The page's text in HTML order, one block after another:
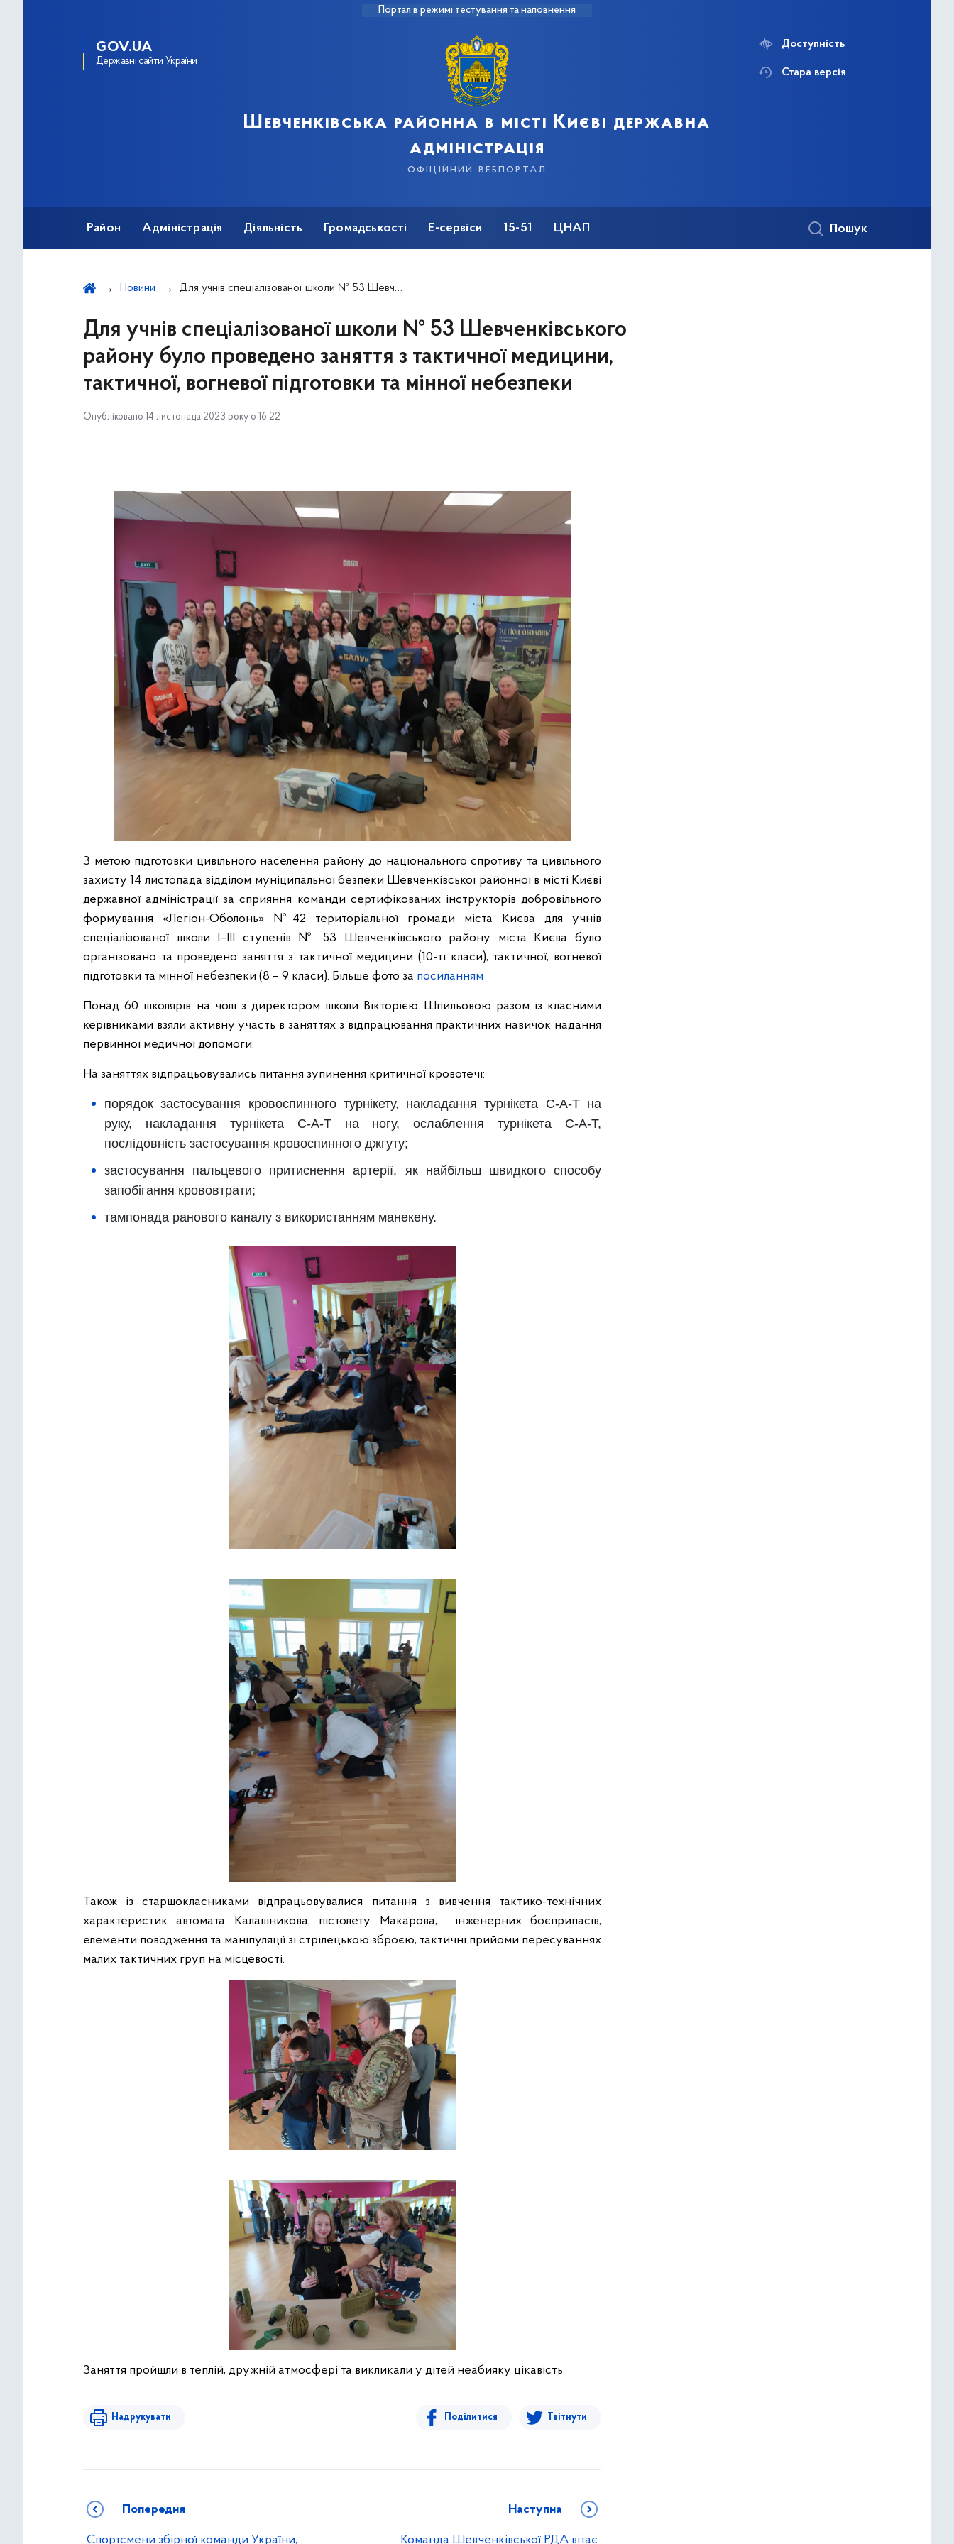
Портал в режимі тестування та наповнення
GOV.UA
Державні сайти України
Шевченківська районна в місті Києві державна
адміністрація
офіційний вебпортал
Доступність
Стара версія
Район Адміністрація Діяльність Громадськості Е-сервіси 15-51 ЦНАП Пошук
Новини Для учнів спеціалізованої школи № 53 Шевченківського району було проведено заняття з тактичної медицини, тактичної, вогневої підготовки та мінної небезпеки
Для учнів спеціалізованої школи № 53 Шевченківського
району було проведено заняття з тактичної медицини,
тактичної, вогневої підготовки та мінної небезпеки
Опубліковано 14 листопада 2023 року о 16:22
З метою підготовки цивільного населення району до національного спротиву та цивільного
захисту 14 листопада відділом муніципальної безпеки Шевченківської районної в місті Києві
державної адміністрації за сприяння команди сертифікованих інструкторів добровільного
формування «Легіон-Оболонь» №42 територіальної громади міста Києва для учнів
спеціалізованої школи І–ІІІ ступенів № 53 Шевченківського району міста Києва було
організовано та проведено заняття з тактичної медицини (10-ті класи), тактичної, вогневої
підготовки та мінної небезпеки (8 – 9 класи). Більше фото за посиланням
Понад 60 школярів на чолі з директором школи Вікторією Шпильовою разом із класними
керівниками взяли активну участь в заняттях з відпрацювання практичних навичок надання
первинної медичної допомоги.
На заняттях відпрацьовувались питання зупинення критичної кровотечі:
порядок застосування кровоспинного турнікету, накладання турнікета С-А-Т на
руку, накладання турнікета С-А-Т на ногу, ослаблення турнікета С-А-Т,
послідовність застосування кровоспинного джгуту;
застосування пальцевого притиснення артерії, як найбільш швидкого способу
запобігання крововтрати;
тампонада ранового каналу з використанням манекену.
Також із старшокласниками відпрацьовувалися питання з вивчення тактико-технічних
характеристик автомата Калашникова, пістолету Макарова, інженерних боєприпасів,
елементи поводження та маніпуляції зі стрілецькою зброєю, тактичні прийоми пересуваннях
малих тактичних груп на місцевості.
Заняття пройшли в теплій, дружній атмосфері та викликали у дітей неабияку цікавість.
Надрукувати Поділитися Твітнути
Попередня
Спортсмени збірної команди України,
Наступна
Команда Шевченківської РДА вітає